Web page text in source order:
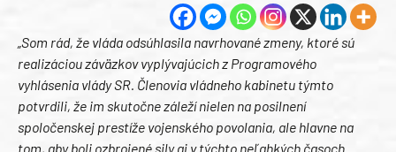
„Som rád, že vláda odsúhlasila navrhované zmeny, ktoré sú
realizáciou záväzkov vyplývajúcich z Programového
vyhlásenia vlády SR. Členovia vládneho kabinetu týmto
potvrdili, že im skutočne záleží nielen na posilnení
spoločenskej prestíže vojenského povolania, ale hlavne na
tom, aby boli ozbrojené sily aj v týchto neľahkých časoch